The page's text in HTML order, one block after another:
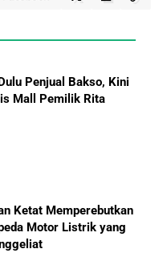
Penjual Bakso, Kini
Mall Pemilik Rita
Ketat Memperebutkan
Motor Listrik yang